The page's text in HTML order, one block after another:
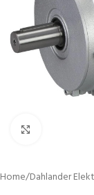
Home/Dahlander